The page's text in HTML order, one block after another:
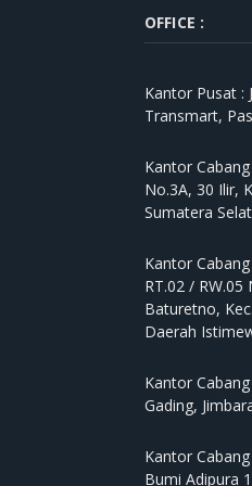
OFFICE :
Kantor Pusat :
Transmart,
Kantor
No.3A, 30 Ilir,
Sumatera
Kantor
RT.02 /
Baturetno,
Daerah
Kantor
Gading,
Kantor
Bumi Adipura